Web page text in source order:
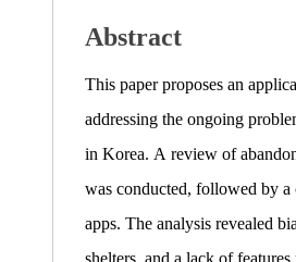
Abstract
This paper proposes an
addressing the ongoing
in Korea. A review of
was conducted, followed by a
apps. The analysis revealed
shelters, and a lack of